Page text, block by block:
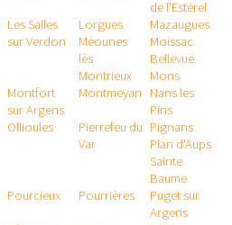
de l'Estérel
Les Salles
sur Verdon
Lorgues
Mazaugues
Méounes
lès
Montrieux
Moissac
Bellevue
Mons
Montfort
sur Argens
Montmeyan
Nans les
Pins
Ollioules
Pierrefeu du
Var
Pignans
Plan d'Aups
Sainte
Baume
Pourcieux Pourrières
Puget sur
Argens